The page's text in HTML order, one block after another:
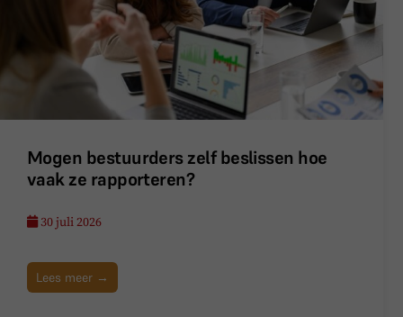
Mogen bestuurders zelf beslissen hoe
vaak ze rapporteren?
30 juli 2026
Lees meer →